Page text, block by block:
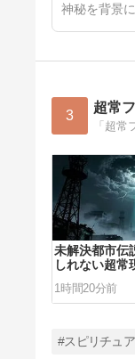
神秘を背景
3 超常
「超
未解決都市伝
しれない超常
1時間20分前
#スピリチュ